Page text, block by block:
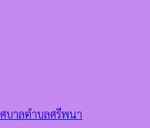
บาลตำบลศรีพนา